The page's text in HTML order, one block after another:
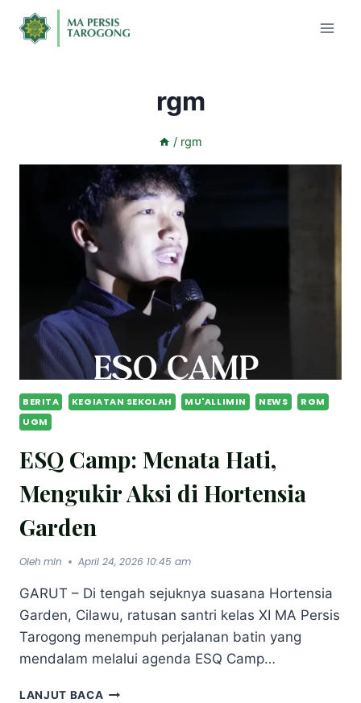
rgm
/ rgm
BERITA KEGIATAN SEKOLAH MU'ALLIMIN NEWS
RGM
UGM
ESQ Camp: Menata Hati,
Mengukir Aksi di Hortensia
Garden
Oleh mln April 24, 2026 10:45 am
GARUT – Di tengah sejuknya suasana Hortensia
Garden, Cilawu, ratusan santri kelas XI MA Persis
Tarogong menempuh perjalanan batin yang
mendalam melalui agenda ESQ Camp…
LANJUT BACA